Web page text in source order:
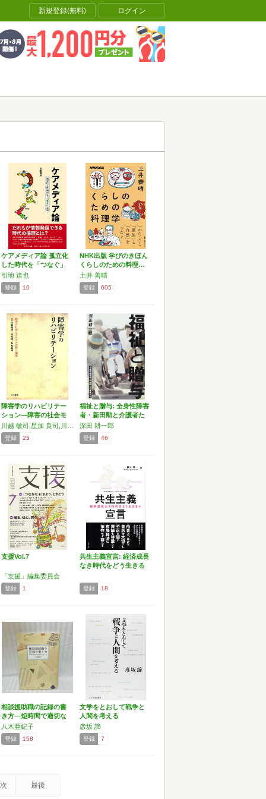
新規登録(無料) ログイン
ケアメディア論 孤立化
した時代を「つなぐ」
志向
引地 達也
登録 10
NHK出版 学びのきほん
くらしのための料理…
土井 善晴
登録 605
障害学のリハビリテー
ション―障害の社会モ
デル…
登録 25
福祉と贈与: 全身性障害
者・新田勲と介護者た
ち
深田 耕一郎
登録 46
支援Vol.7
「支援」編集委員会
登録 1
共生主義宣言: 経済成長
なき時代をどう生きる
登録 18
相談援助職の記録の書
き方―短時間で適切な
内容…
八木亜紀子
登録 158
文学をとおして戦争と
人間を考える
彦坂 諦
登録 7
次 最後